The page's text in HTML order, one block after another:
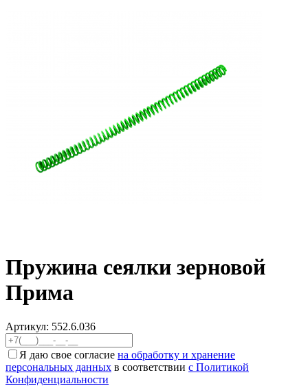
Пружина сеялки зерновой
Прима
Артикул: 552.6.036
Я даю свое согласие на обработку и хранение
персональных данных в соответствии с Политикой
Конфиденциальности